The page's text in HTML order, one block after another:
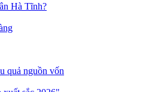
Hà Tĩnh?
quả nguồn vốn